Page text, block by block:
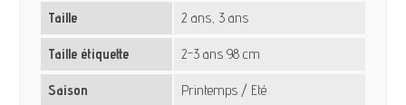
Taille 2 ans, 3 ans
Taille étiquette 2-3 ans 98 cm
Saison Printemps / Eté